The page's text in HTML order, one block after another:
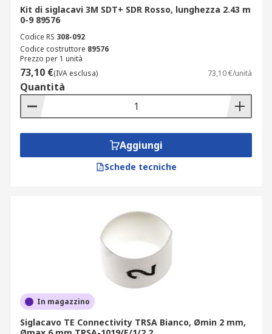
Kit di siglacavi 3M SDT+ SDR Rosso, lunghezza 2.43 m
0-9 89576
Codice RS 308-092
Codice costruttore 89576
Prezzo per 1 unità
73,10 €(IVA esclusa) 73,10 €/unità
Quantità
Aggiungi
Schede tecniche
In magazzino
Siglacavo TE Connectivity TRSA Bianco, Ømin 2 mm,